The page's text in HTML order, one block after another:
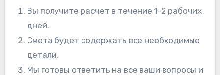
Вы получите расчет в течение 1-2 рабочих
дней.
Смета будет содержать все необходимые
детали.
Мы готовы ответить на все ваши вопросы и